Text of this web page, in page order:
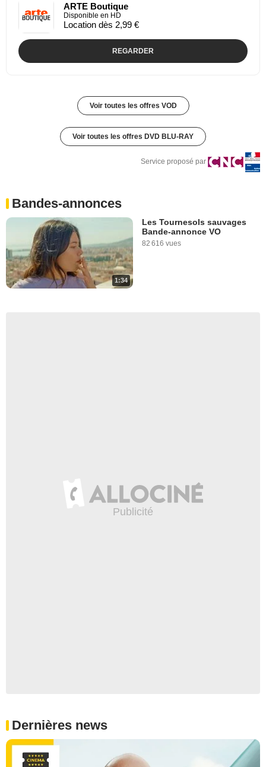
ARTE Boutique
Disponible en HD
Location dès 2,99 €
REGARDER
Voir toutes les offres VOD
Voir toutes les offres DVD BLU-RAY
Service proposé par
Bandes-annonces
1:34
Les Tournesols sauvages
Bande-annonce VO
82 616 vues
Dernières news